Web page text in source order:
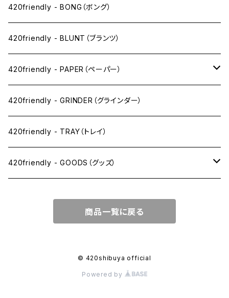
ニコパフ系
ドライ系
ワックス系
420friendly - BONG（ボング）
420friendly - BLUNT（ブランツ）
420friendly - PAPER（ペーパー）
SW(シングルワイド）サイズ
1 1/4サイズ
キングサイズスリム
キングサイズワイド
420friendly - GRINDER（グラインダー）
420friendly - TRAY（トレイ）
420friendly - GOODS（グッズ）
JOINT（ジョイント系）
CLEANING（掃除・保管）
商品一覧に戻る
© 420shibuya official
Powered by